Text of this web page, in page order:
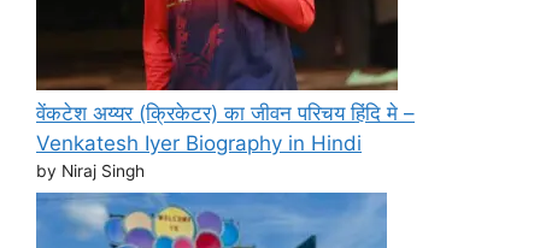
वेंकटेश अय्यर (क्रिकेटर) का जीवन परिचय हिंदि मे –
Venkatesh Iyer Biography in Hindi
by Niraj Singh